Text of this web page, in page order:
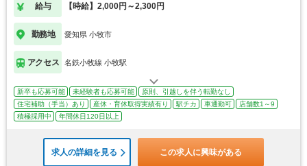
給与 【時給】2,000円～2,300円
勤務地 愛知県 小牧市
アクセス 名鉄小牧線 小牧駅
新卒も応募可能 未経験者も応募可能
原則、引越しを伴う転勤なし
住宅補助（手当）あり
産休・育休取得実績有り 駅チカ 車通勤可
店舗数1～9
積極採用中
年間休日120日以上
求人の詳細を見る この求人に興味がある